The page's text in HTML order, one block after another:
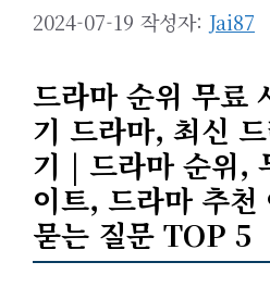
2024-07-19 작성자: Jai87
드라마 순위 무료
기 드라마, 최신
기 | 드라마 순위,
이트, 드라마 추
묻는 질문 TOP 5